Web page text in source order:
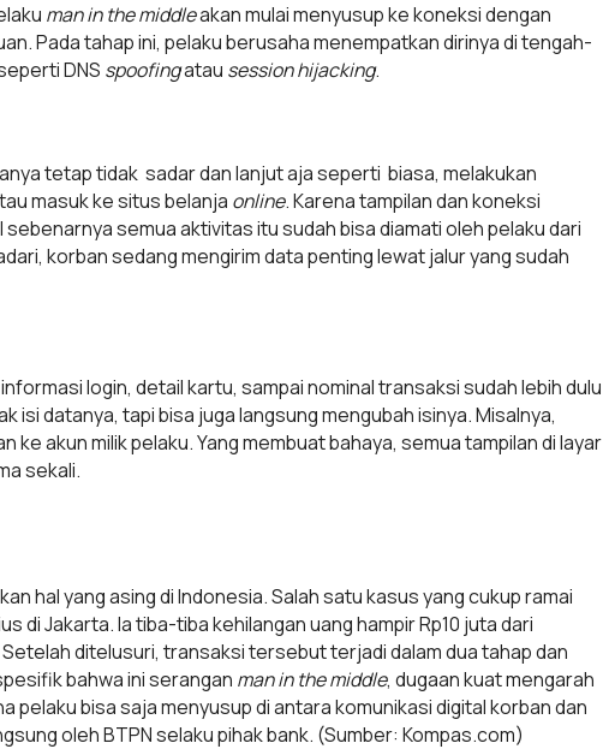
man in the middleakan mulai menyusup ke koneksi dengan
Pada tahap ini, pelaku berusaha menempatkan dirinya di tengah-
DNS spoofingatau session hijacking.
tetap tidak sadar dan lanjut aja seperti biasa, melakukan
masuk ke situs belanja online. Karena tampilan dan koneksi
semua aktivitas itu sudah bisa diamati oleh pelaku dari
korban sedang mengirim data penting lewat jalur yang sudah
login, detail kartu, sampai nominal transaksi sudah lebih dulu
isi datanya, tapi bisa juga langsung mengubah isinya. Misalnya,
akun milik pelaku. Yang membuat bahaya, semua tampilan di layar
sekali.
hal yang asing di Indonesia. Salah satu kasus yang cukup ramai
di Jakarta. Ia tiba-tiba kehilangan uang hampir Rp10 juta dari
ditelusuri, transaksi tersebut terjadi dalam dua tahap dan
bahwa ini serangan man in the middle, dugaan kuat mengarah
pelaku bisa saja menyusup di antara komunikasi digital korban dan
oleh BTPN selaku pihak bank. (Sumber: Kompas.com)